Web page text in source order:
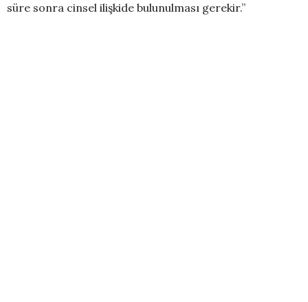
süre sonra cinsel ilişkide bulunulması gerekir.”